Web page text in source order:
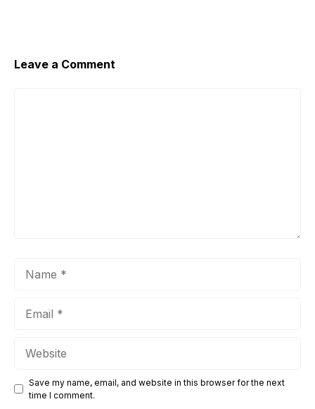
Leave a Comment
Save my name, email, and website in this browser for the next
time I comment.